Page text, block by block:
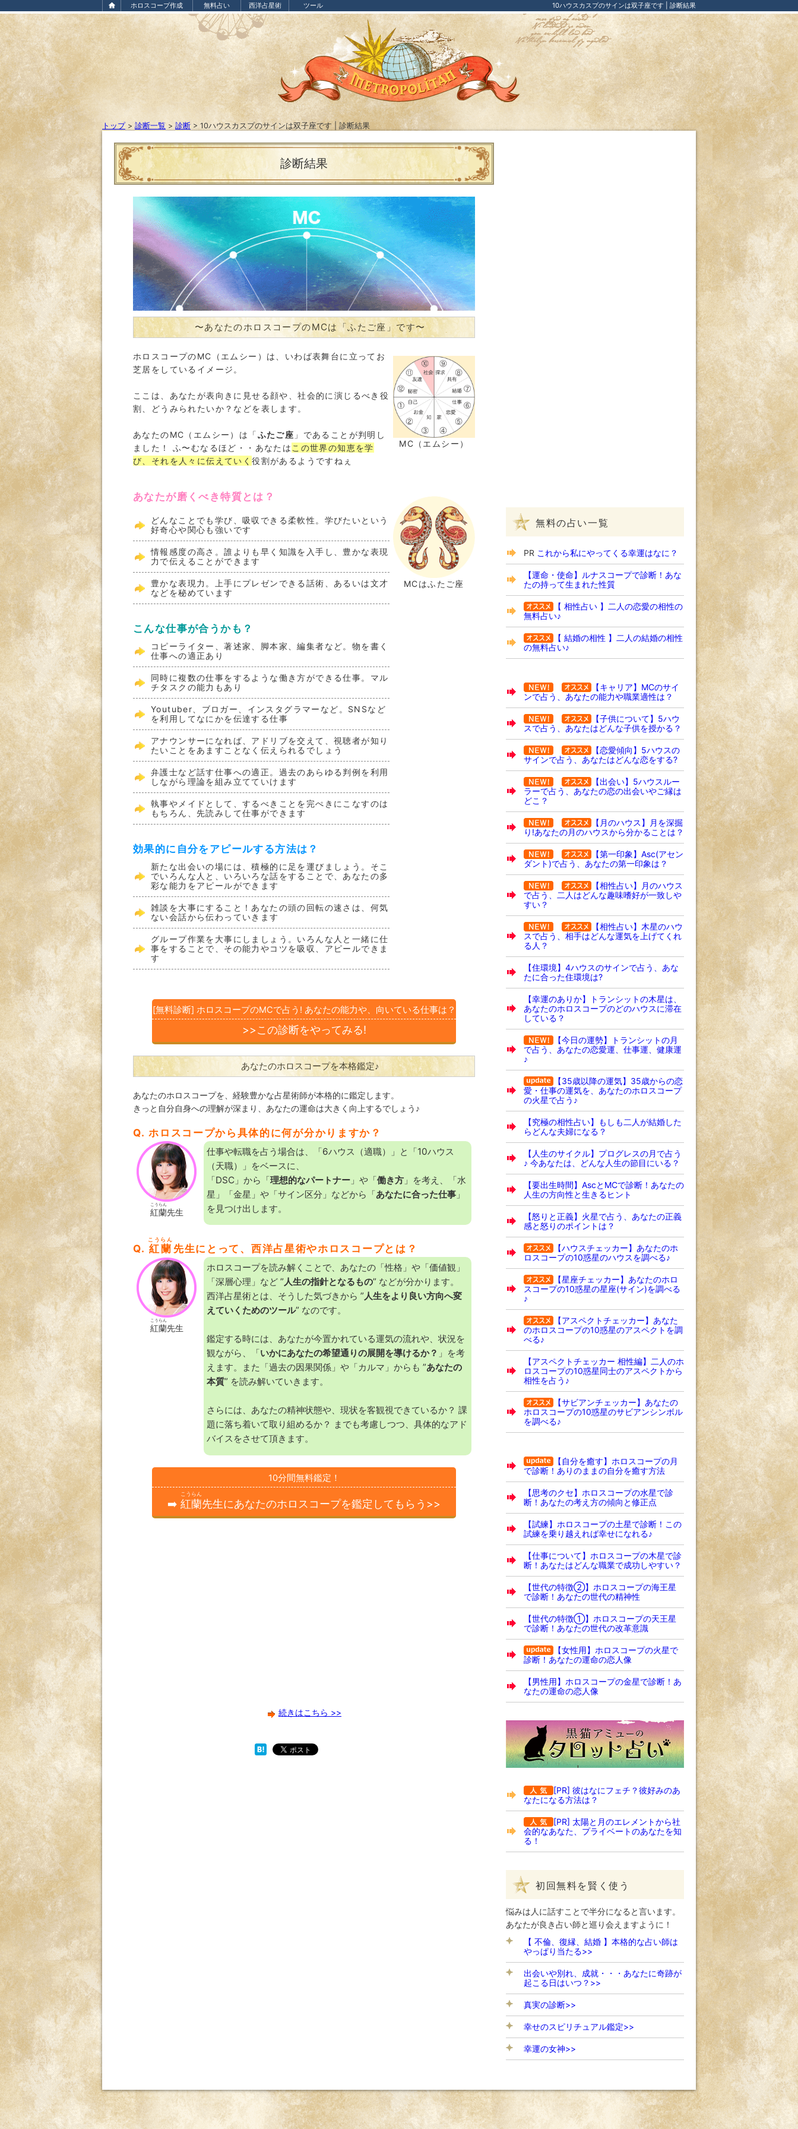
ホロスコープ作成 無料占い 西洋占星術 ツール 10ハウスカスプのサインは双子座です | 診断結果
トップ> 診断一覧 > 診断 > 10ハウスカスプのサインは双子座です | 診断結果
診断結果
〜あなたのホロスコープのMCは「ふたご座」です〜
MC（エムシー）
ホロスコープのMC（エムシー）は、いわば表舞台に立ってお
芝居をしているイメージ。
ここは、あなたが表向きに見せる顔や、社会的に演じるべき役
割、どうみられたいか？などを表します。
あなたのMC（エムシー）は「ふたご座 」であることが判明し
ました！ ふ〜むなるほど・・あなたは この世界の知恵を学
び、それを人々に伝えていく役割があるようですねぇ
MCはふたご座
あなたが磨くべき特質とは？
どんなことでも学び、吸収できる柔軟性。学びたいという
好奇心や関心も強いです
情報感度の高さ。誰よりも早く知識を入手し、豊かな表現
力で伝えることができます
豊かな表現力。上手にプレゼンできる話術、あるいは文才
などを秘めています
こんな仕事が合うかも？
コピーライター、著述家、脚本家、編集者など。物を書く
仕事への適正あり
同時に複数の仕事をするような働き方ができる仕事。マル
チタスクの能力もあり
Youtuber、ブロガー、インスタグラマーなど。SNSなど
を利用してなにかを伝達する仕事
アナウンサーになれば、アドリブを交えて、視聴者が知り
たいことをあますことなく伝えられるでしょう
弁護士など話す仕事への適正。過去のあらゆる判例を利用
しながら理論を組み立てていけます
執事やメイドとして、するべきことを完ぺきにこなすのは
もちろん、先読みして仕事ができます
効果的に自分をアピールする方法は？
新たな出会いの場には、積極的に足を運びましょう。そこ
でいろんな人と、いろいろな話をすることで、あなたの多
彩な能力をアピールができます
雑談を大事にすること！あなたの頭の回転の速さは、何気
ない会話から伝わっていきます
グループ作業を大事にしましょう。いろんな人と一緒に仕
事をすることで、その能力やコツを吸収、アピールできま
す
[無料診断] ホロスコープのMCで占う! あなたの能力や、向いている仕事は？
>>この診断をやってみる!
あなたのホロスコープを本格鑑定♪
あなたのホロスコープを、経験豊かな占星術師が本格的に鑑定します。
きっと自分自身への理解が深まり、あなたの運命は大きく向上するでしょう♪
Q. ホロスコープから具体的に何が分かりますか？
紅蘭
こうらん
先生
仕事や転職を占う場合は、「6ハウス（適職）」と「10ハウス
（天職）」をベースに、
「DSC」から「理想的なパートナー 」や「働き方 」を考え、「水
星」「金星」や「サイン区分」などから「あなたに合った仕事 」
を見つけ出します。
Q. 紅蘭
こうらん
先生にとって、西洋占星術やホロスコープとは？
紅蘭
こうらん
先生
ホロスコープを読み解くことで、あなたの「性格」や「価値観」
「深層心理」など ”人生の指針となるもの” などが分かります。
西洋占星術とは、そうした気づきから ”人生をより良い方向へ変
えていくためのツール” なのです。
鑑定する時には、あなたが今置かれている運気の流れや、状況を
観ながら、「いかにあなたの希望通りの展開を導けるか？ 」を考
えます。また「過去の因果関係」や「カルマ」からも ”あなたの
本質” を読み解いていきます。
さらには、あなたの精神状態や、現状を客観視できているか？ 課
題に落ち着いて取り組めるか？ までも考慮しつつ、具体的なアド
バイスをさせて頂きます。
10分間無料鑑定！
➡️ 紅蘭
こうらん
先生にあなたのホロスコープを鑑定してもらう>>
続きはこちら >>
無料の占い一覧
PR これから私にやってくる幸運はなに？
【運命・使命】ルナスコープで診断！あな
たの持って生まれた性質
【 相性占い 】二人の恋愛の相性の
無料占い♪
【 結婚の相性 】二人の結婚の相性
の無料占い♪
【キャリア】MCのサイ
ンで占う、あなたの能力や職業適性は？
【子供について】5ハウ
スで占う、あなたはどんな子供を授かる？
【恋愛傾向】5ハウスの
サインで占う、あなたはどんな恋をする?
【出会い】5ハウスルー
ラーで占う、あなたの恋の出会いやご縁は
どこ？
【月のハウス】月を深掘
り!あなたの月のハウスから分かることは？
【第一印象】Asc(アセン
ダント)で占う、あなたの第一印象は？
【相性占い】月のハウス
で占う、二人はどんな趣味嗜好が一致しや
すい？
【相性占い】木星のハウ
スで占う、相手はどんな運気を上げてくれ
る人？
【住環境】4ハウスのサインで占う、あな
たに合った住環境は?
【幸運のありか】トランシットの木星は、
あなたのホロスコープのどのハウスに滞在
している？
【今日の運勢】トランシットの月
で占う、あなたの恋愛運、仕事運、健康運
♪
【35歳以降の運気】35歳からの恋
愛・仕事の運気を、あなたのホロスコープ
の火星で占う♪
【究極の相性占い】もしも二人が結婚した
らどんな夫婦になる？
【人生のサイクル】プログレスの月で占う
♪ 今あなたは、どんな人生の節目にいる？
【要出生時間】AscとMCで診断！あなたの
人生の方向性と生きるヒント
【怒りと正義】火星で占う、あなたの正義
感と怒りのポイントは？
【ハウスチェッカー】あなたのホ
ロスコープの10惑星のハウスを調べる♪
【星座チェッカー】あなたのホロ
スコープの10惑星の星座(サイン)を調べる
♪
【アスペクトチェッカー】あなた
のホロスコープの10惑星のアスペクトを調
べる♪
【アスペクトチェッカー 相性編】二人のホ
ロスコープの10惑星同士のアスペクトから
相性を占う♪
【サビアンチェッカー】あなたの
ホロスコープの10惑星のサビアンシンボル
を調べる♪
【自分を癒す】ホロスコープの月
で診断！ありのままの自分を癒す方法
【思考のクセ】ホロスコープの水星で診
断！あなたの考え方の傾向と修正点
【試練】ホロスコープの土星で診断！この
試練を乗り越えれば幸せになれる♪
【仕事について】ホロスコープの木星で診
断！あなたはどんな職業で成功しやすい？
【世代の特徴②】ホロスコープの海王星
で診断！あなたの世代の精神性
【世代の特徴①】ホロスコープの天王星
で診断！あなたの世代の改革意識
【女性用】ホロスコープの火星で
診断！あなたの運命の恋人像
【男性用】ホロスコープの金星で診断！あ
なたの運命の恋人像
[PR] 彼はなにフェチ？彼好みのあ
なたになる方法は？
[PR] 太陽と月のエレメントから社
会的なあなた、プライベートのあなたを知
る！
初回無料を賢く使う
悩みは人に話すことで半分になると言います。
あなたが良き占い師と巡り会えますように！
【 不倫、復縁、結婚 】本格的な占い師は
やっぱり当たる>>
出会いや別れ、成就・・・あなたに奇跡が
起こる日はいつ？>>
真実の診断>>
幸せのスピリチュアル鑑定>>
幸運の女神>>